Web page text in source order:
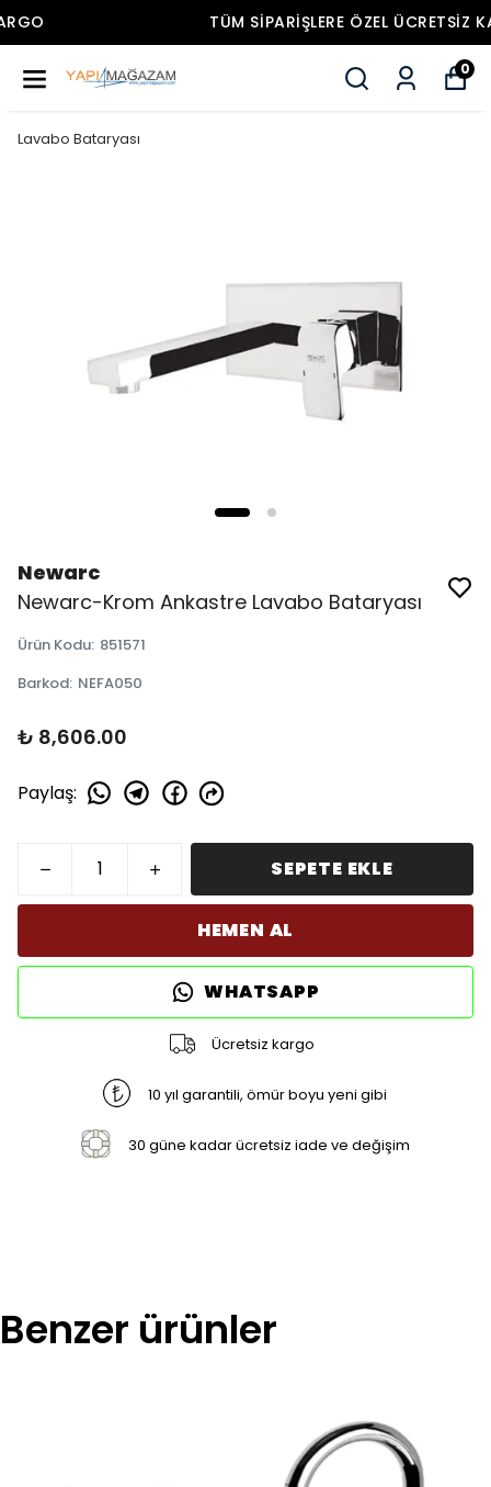
TÜM SIPARIŞLERE ÖZEL ÜCRETSIZ KARGO
0
Lavabo Bataryası
Newarc
Newarc-Krom Ankastre Lavabo Bataryası
Ürün Kodu: 851571
Barkod: NEFA050
₺ 8,606.00
Paylaş:
SEPETE EKLE
HEMEN AL
WHATSAPP
Ücretsiz kargo
10 yıl garantili, ömür boyu yeni gibi
30 güne kadar ücretsiz iade ve değişim
Benzer ürünler